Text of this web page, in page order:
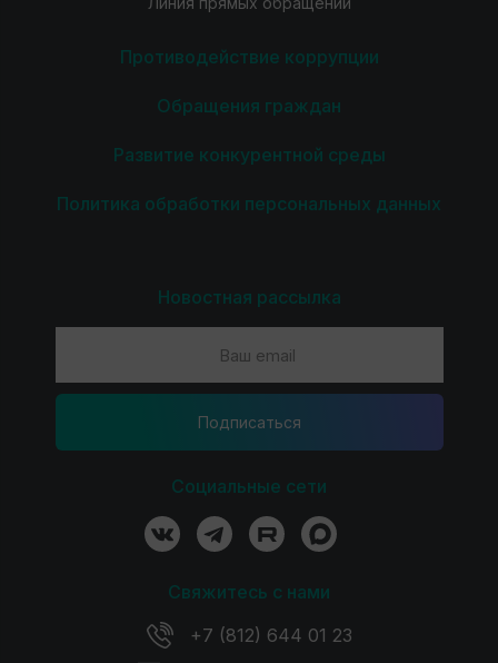
Противодействие коррупции
Обращения граждан
Развитие конкурентной среды
Политика обработки персональных данных
Новостная рассылка
Подпиcаться
Социальные сети
Свяжитесь с нами
+7 (812) 644 01 23